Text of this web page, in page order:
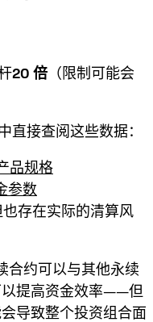
20 倍 （限制可能会
直接查阅这些数据：
品规格
参数
存在实际的清算风
合约可以与其他永续
以提高资金效率——但
导致整个投资组合面